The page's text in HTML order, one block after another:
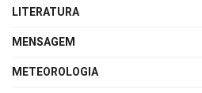
LITERATURA
MENSAGEM
METEOROLOGIA